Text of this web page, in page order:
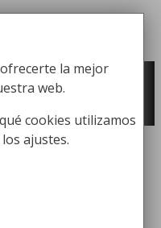
comercialización de
la higiene industrial
de productos
la mejor
web.
cookies utilizamos
ajustes.